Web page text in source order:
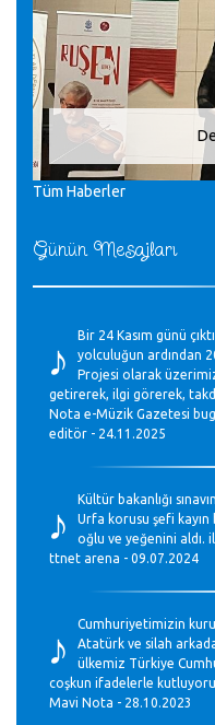
Günün Mesajları
♪
Bir 24 Kasım günü
yolculuğun ardından
Projesi olarak
getirerek, ilgi görerek,
Nota e-Müzik Gazetesi
editör - 24.11.2025
♪
Kültür bakanlığı
Urfa korusu şefi
oğlu ve yeğenini aldı.
ttnet arena - 09.07.2024
♪
Cumhuriyetimizin
Atatürk ve silah
ülkemiz Türkiye
coşkun ifadelerle
Mavi Nota - 28.10.2023
Tüm Haberler